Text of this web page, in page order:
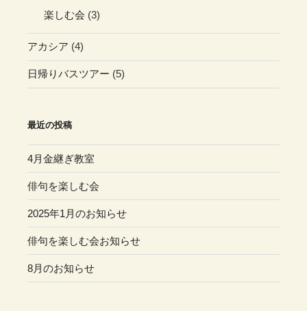
楽しむ会 (3)
アカシア (4)
日帰りバスツアー (5)
最近の投稿
4月金継ぎ教室
俳句を楽しむ会
2025年1月のお知らせ
俳句を楽しむ会お知らせ
8月のお知らせ